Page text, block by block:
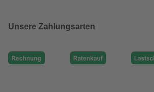
Unsere Zahlungsarten